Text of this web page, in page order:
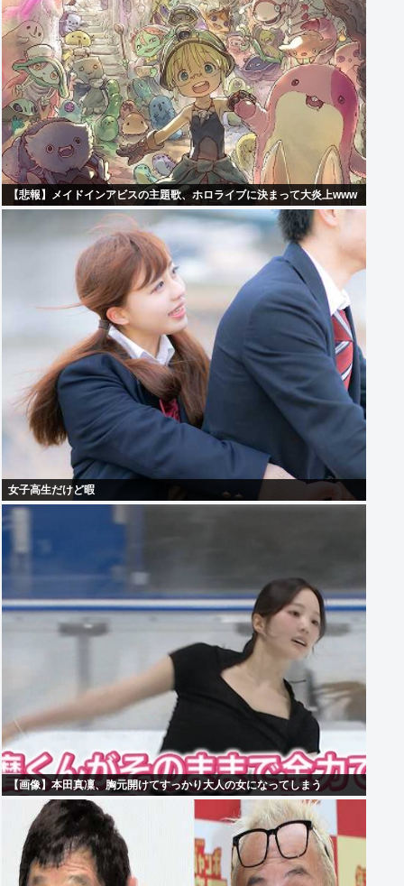
【悲報】メイドインアビスの主題歌、ホロライブに決まって大炎上www
女子高生だけど暇
【画像】本田真凜、胸元開けてすっかり大人の女になってしまう